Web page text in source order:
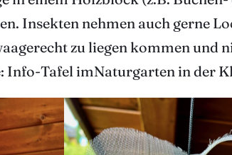
Insekten nehmen auch gerne
zu liegen kommen und
Info-Tafel imNaturgarten in der